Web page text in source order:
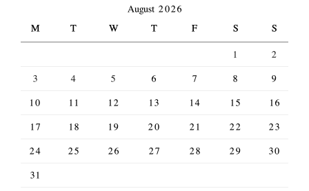
August 2026
M
T W T F S
S
1
2
3
4 5 6 7 8
9
10
11 12 13 14 15
16
17
18 19 20 21 22
23
24
25 26 27 28 29
30
31